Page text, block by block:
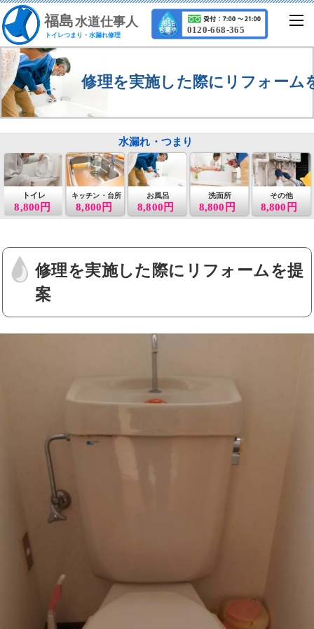
福島水道仕事人
トイレつまり・水漏れ修理
0120-668-365
修理を実施した際にリフォーム
8,800円
トイレ
8,800円
キッチン・台所 お風呂
8,800円
洗面所
8,800円
その他
8,800円
水漏れ・つまり
修理を実施した際にリフォームを提
案